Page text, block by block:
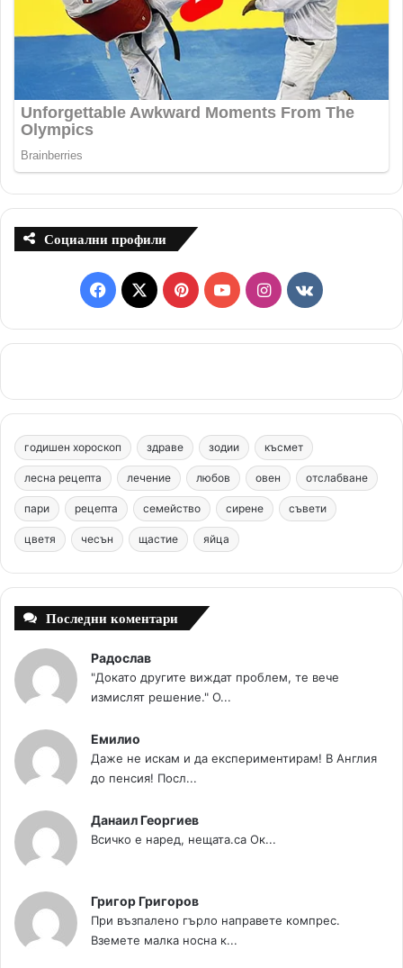
Социални профили
F
a
e
b
o
o
k
X
P
i
t
e
r
e
s
t
Y
o
T
u
b
e
I
n
t
a
g
r
m
v
k
c
m
годишен хороскоп здраве зодии късмет
лесна рецепта лечение любов овен отслабване
пари рецепта семейство сирене съвети
цветя чесън щастие яйца
Последни коментари
Радослав
"Докато другите виждат проблем, те вече
измислят решение." О...
Емилио
Даже не искам и да експериментирам! В Англия
до пенсия! Посл...
Данаил Георгиев
Всичко е наред, нещата.са Ок...
Григор Григоров
При възпалено гърло направете компрес.
Вземете малка носна к...